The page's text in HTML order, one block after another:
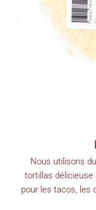
Nous utilisons
tortillas délicieuse
pour les tacos, les